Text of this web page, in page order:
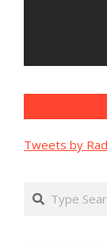
Tweets by
Search